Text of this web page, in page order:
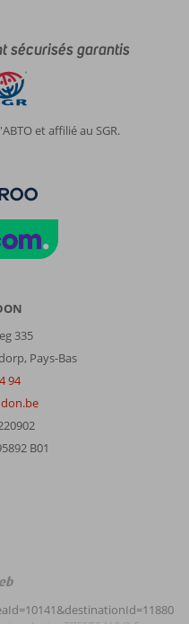
sécurisés garantis
et affilié au SGR.
335
Pays-Bas
94
B01